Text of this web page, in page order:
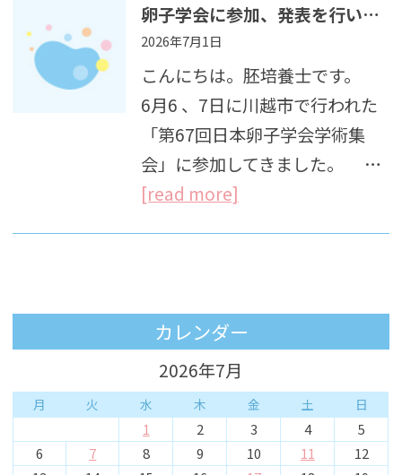
卵子学会に参加、発表を行いました。
2026年7月1日
こんにちは。胚培養士です。
6月6 、7日に川越市で行われた
「第67回日本卵子学会学術集
会」に参加してきました。 …
[read more]
カレンダー
2026年7月
月 火 水 木 金 土 日
1 2 3 4
5
6
7 8 9 10 11
12